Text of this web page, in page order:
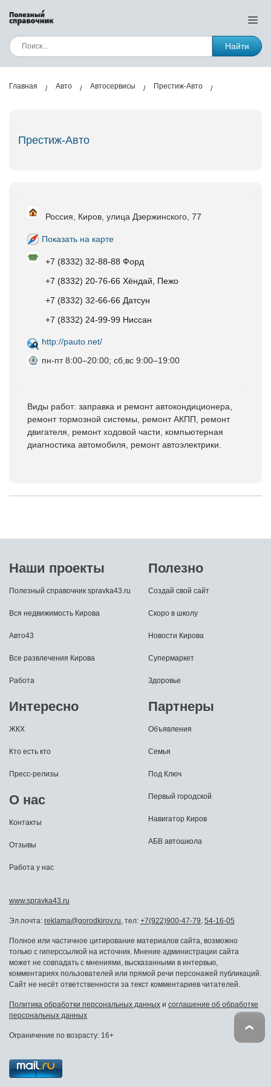
Найти
Главная Авто Автосервисы Престиж-Авто
Престиж-Авто
Россия, Киров, улица Дзержинского, 77
Показать на карте
+7 (8332) 32-88-88 Форд
+7 (8332) 20-76-66 Хёндай, Пежо
+7 (8332) 32-66-66 Датсун
+7 (8332) 24-99-99 Ниссан
http://pauto.net/
пн-пт 8:00–20:00; сб,вс 9:00–19:00
Виды работ: заправка и ремонт автокондиционера,
ремонт тормозной системы, ремонт АКПП, ремонт
двигателя, ремонт ходовой части, компьютерная
диагностика автомобиля, ремонт автоэлектрики.
Наши проекты
Полезный справочник spravka43.ru
Вся недвижимость Кирова
Авто43
Все развлечения Кирова
Работа
Полезно
Создай свой сайт
Скоро в школу
Новости Кирова
Супермаркет
Здоровье
Интересно
ЖКХ
Кто есть кто
Пресс-релизы
О нас
Контакты
Отзывы
Работа у нас
Партнеры
Объявления
Семья
Под Ключ
Первый городской
Навигатор Киров
АБВ автошкола
www.spravka43.ru
Эл.почта: reklama@gorodkirov.ru , тел: +7(922)900-47-79 54-16-05
Полное или частичное цитирование материалов сайта, возможно
только с гиперссылкой на источник. Мнение администрации сайта
может не совпадать с мнениями, высказанными в интервью,
комментариях пользователей или прямой речи персонажей публикаций.
Сайт не несёт ответственности за текст комментариев читателей.
Политика обработки персональных данных и соглашение об обработке
персональных данных
Ограничение по возрасту: 16+